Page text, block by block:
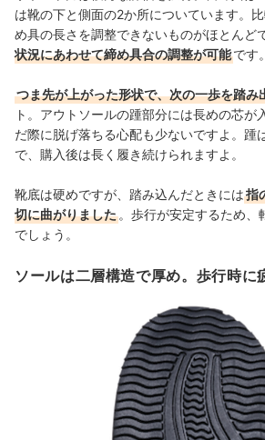
は靴の下と側面の2か所についています。
め具の長さを調整できないものがほとんど
状況にあわせて締め具合の調整が可能です。
つま先が上がった形状で、次の一歩を踏み
ト。アウトソールの踵部分には長めの芯が
だ際に脱げ落ちる心配も少ないですよ。踵
で、購入後は長く履き続けられますよ。
靴底は硬めですが、踏み込んだときには指
切に曲がりました 。歩行が安定するため、
でしょう。
ソールは二層構造で厚め。歩行時に